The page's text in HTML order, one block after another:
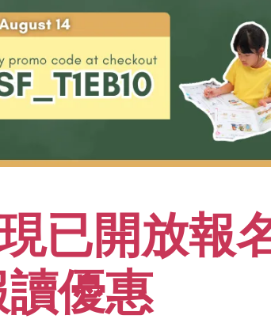
已開放報
優惠
結交朋友、建立團隊精神及溝通技巧
提高運動能力及促進基本的主要基礎發展
掌握籃球詞彙的基礎知識
學習基礎動作技巧，鍛煉敏捷性、平衡及協調能